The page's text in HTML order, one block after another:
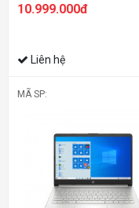
11 | Bạc)
10.999.000đ
Liên hệ
MÃ SP: